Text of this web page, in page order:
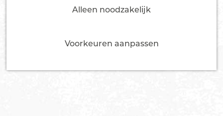
Alleen noodzakelijk
Voorkeuren aanpassen
e
Tourist Info Ede